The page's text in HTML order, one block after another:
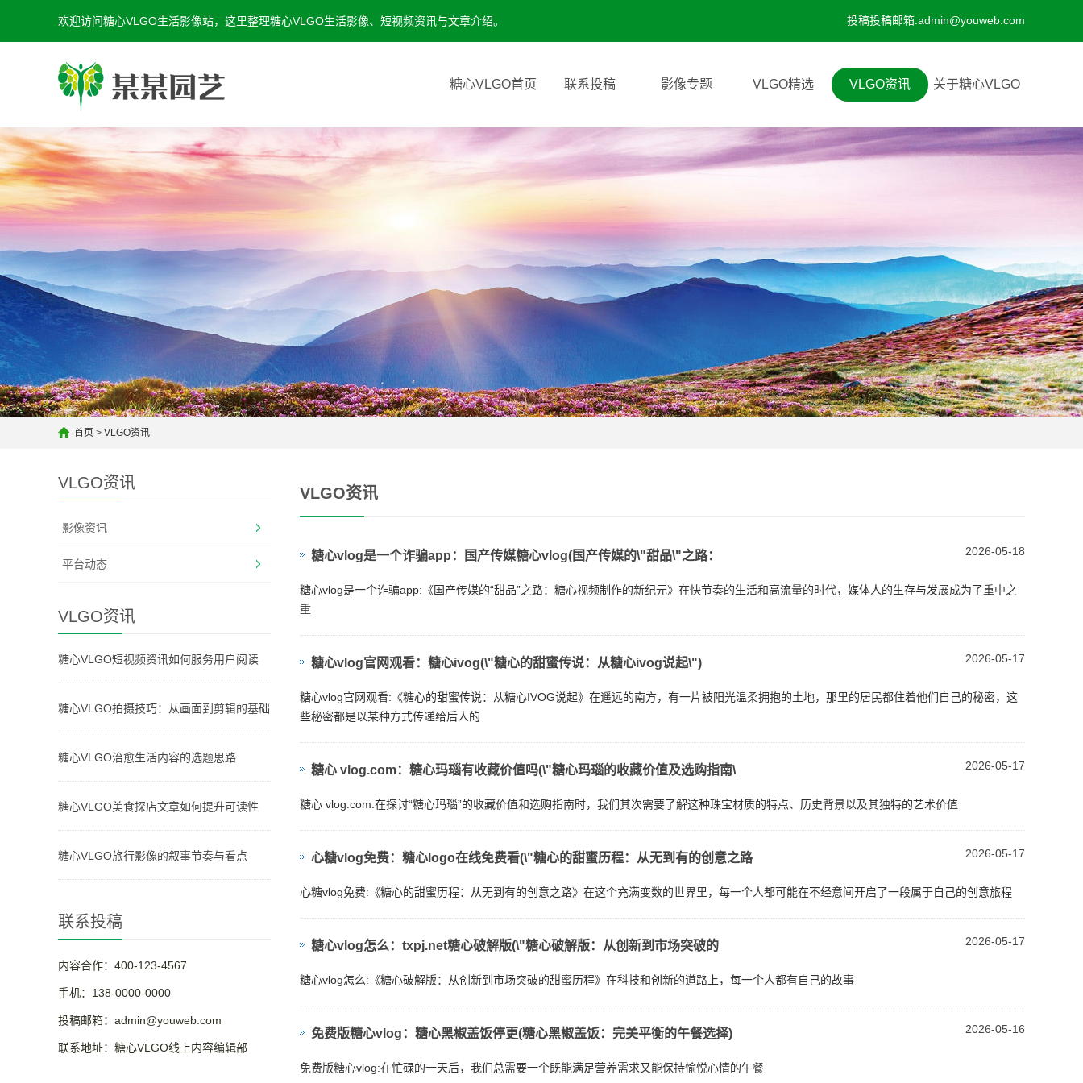
欢迎访问糖心VLGO生活影像站，这里整理糖心VLGO生活影像、短视频资讯与文章介绍。 投稿投稿邮箱:admin@youweb.com
糖心VLGO首页 联系投稿 影像专题 VLGO精选 VLGO资讯 关于糖心VLGO
首页 > VLGO资讯
VLGO资讯
影像资讯
平台动态
VLGO资讯
糖心VLGO短视频资讯如何服务用户阅读
糖心VLGO拍摄技巧：从画面到剪辑的基础
糖心VLGO治愈生活内容的选题思路
糖心VLGO美食探店文章如何提升可读性
糖心VLGO旅行影像的叙事节奏与看点
联系投稿
内容合作：400-123-4567
手机：138-0000-0000
投稿邮箱：admin@youweb.com
联系地址：糖心VLGO线上内容编辑部
VLGO资讯
2026-05-18
糖心vlog是一个诈骗app：国产传媒糖心vlog(国产传媒的\"甜品\"之路：
糖心vlog是一个诈骗app:《国产传媒的“甜品”之路：糖心视频制作的新纪元》在快节奏的生活和高流量的时代，媒体人的生存与发展成为了重中之
重
2026-05-17
糖心vlog官网观看：糖心ivog(\"糖心的甜蜜传说：从糖心ivog说起\")
糖心vlog官网观看:《糖心的甜蜜传说：从糖心IVOG说起》在遥远的南方，有一片被阳光温柔拥抱的土地，那里的居民都住着他们自己的秘密，这
些秘密都是以某种方式传递给后人的
2026-05-17
糖心 vlog.com：糖心玛瑙有收藏价值吗(\"糖心玛瑙的收藏价值及选购指南\
糖心 vlog.com:在探讨“糖心玛瑙”的收藏价值和选购指南时，我们其次需要了解这种珠宝材质的特点、历史背景以及其独特的艺术价值
2026-05-17
心糖vlog免费：糖心logo在线免费看(\"糖心的甜蜜历程：从无到有的创意之路
心糖vlog免费:《糖心的甜蜜历程：从无到有的创意之路》在这个充满变数的世界里，每一个人都可能在不经意间开启了一段属于自己的创意旅程
2026-05-17
糖心vlog怎么：txpj.net糖心破解版(\"糖心破解版：从创新到市场突破的
糖心vlog怎么:《糖心破解版：从创新到市场突破的甜蜜历程》在科技和创新的道路上，每一个人都有自己的故事
2026-05-16
免费版糖心vlog：糖心黑椒盖饭停更(糖心黑椒盖饭：完美平衡的午餐选择)
免费版糖心vlog:在忙碌的一天后，我们总需要一个既能满足营养需求又能保持愉悦心情的午餐